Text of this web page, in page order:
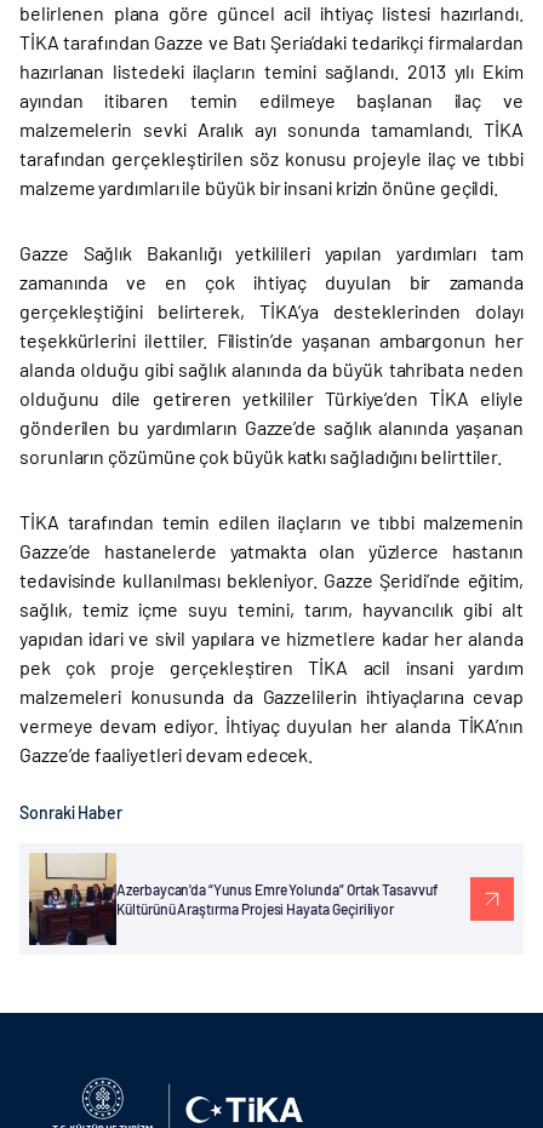
belirlenen plana göre güncel acil ihtiyaç listesi hazırlandı.
TİKA tarafından Gazze ve Batı Şeria’daki tedarikçi firmalardan
hazırlanan listedeki ilaçların temini sağlandı. 2013 yılı Ekim
ayından itibaren temin edilmeye başlanan ilaç ve
malzemelerin sevki Aralık ayı sonunda tamamlandı. TİKA
tarafından gerçekleştirilen söz konusu projeyle ilaç ve tıbbi
malzeme yardımları ile büyük bir insani krizin önüne geçildi.
Gazze Sağlık Bakanlığı yetkilileri yapılan yardımları tam
zamanında ve en çok ihtiyaç duyulan bir zamanda
gerçekleştiğini belirterek, TİKA’ya desteklerinden dolayı
teşekkürlerini ilettiler. Filistin’de yaşanan ambargonun her
alanda olduğu gibi sağlık alanında da büyük tahribata neden
olduğunu dile getireren yetkililer Türkiye’den TİKA eliyle
gönderilen bu yardımların Gazze’de sağlık alanında yaşanan
sorunların çözümüne çok büyük katkı sağladığını belirttiler.
TİKA tarafından temin edilen ilaçların ve tıbbi malzemenin
Gazze’de hastanelerde yatmakta olan yüzlerce hastanın
tedavisinde kullanılması bekleniyor. Gazze Şeridi’nde eğitim,
sağlık, temiz içme suyu temini, tarım, hayvancılık gibi alt
yapıdan idari ve sivil yapılara ve hizmetlere kadar her alanda
pek çok proje gerçekleştiren TİKA acil insani yardım
malzemeleri konusunda da Gazzelilerin ihtiyaçlarına cevap
vermeye devam ediyor. İhtiyaç duyulan her alanda TİKA’nın
Gazze’de faaliyetleri devam edecek.
Sonraki Haber
Azerbaycan'da “Yunus Emre Yolunda” Ortak Tasavvuf
Kültürünü Araştırma Projesi Hayata Geçiriliyor